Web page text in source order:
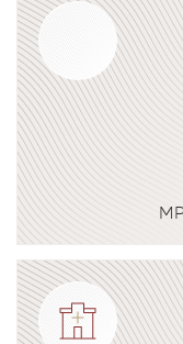
Подробнее о